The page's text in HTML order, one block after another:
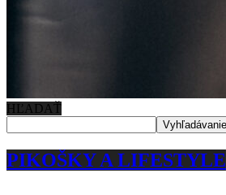
HĽADAŤ
PIKOŠKY A LIFESTYLE